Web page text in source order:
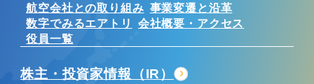
航空会社との取り組み 事業変遷と沿革
数字でみるエアトリ
会社概要・アクセス
役員一覧
株主・投資家情報（IR）